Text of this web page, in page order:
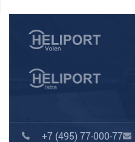
+7 (495) 77-000-77